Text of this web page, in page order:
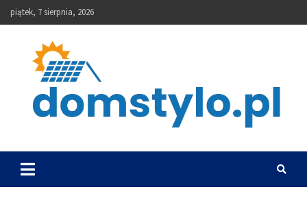
Skip
to
piątek, 7 sierpnia, 2026
DomStylo